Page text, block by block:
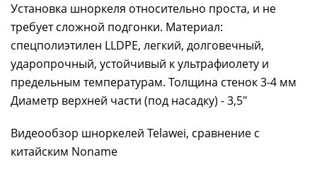
Установка шноркеля относительно проста, и не
требует сложной подгонки. Материал:
спецполиэтилен LLDPE, легкий, долговечный,
ударопрочный, устойчивый к ультрафиолету и
предельным температурам. Толщина стенок 3-4 мм
Диаметр верхней части (под насадку) - 3,5"
Видеообзор шноркелей Telawei, сравнение с
китайским Noname